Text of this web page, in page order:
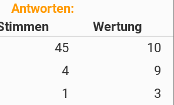
Antworten:
Wertung
45
10
4
9
1
3